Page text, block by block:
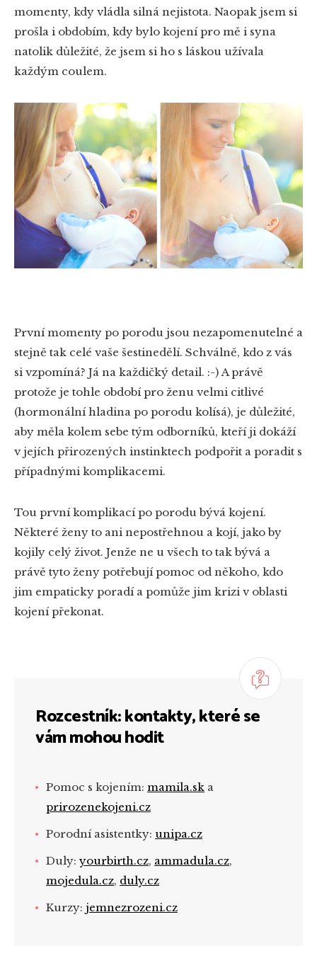
momenty, kdy vládla silná nejistota. Naopak jsem si
prošla i obdobím, kdy bylo kojení pro mě i syna
natolik důležité, že jsem si ho s láskou užívala
každým coulem.
První momenty po porodu jsou nezapomenutelné a
stejně tak celé vaše šestinedělí. Schválně, kdo z vás
si vzpomíná? Já na každičký detail. :-) A právě
protože je tohle období pro ženu velmi citlivé
(hormonální hladina po porodu kolísá), je důležité,
aby měla kolem sebe tým odborníků, kteří ji dokáží
v jejích přirozených instinktech podpořit a poradit s
případnými komplikacemi.
Tou první komplikací po porodu bývá kojení.
Některé ženy to ani nepostřehnou a kojí, jako by
kojily celý život. Jenže ne u všech to tak bývá a
právě tyto ženy potřebují pomoc od někoho, kdo
jim empaticky poradí a pomůže jim krizi v oblasti
kojení překonat.
Rozcestník: kontakty, které se
vám mohou hodit
Pomoc s kojením: mamila.sk a
prirozenekojeni.cz
Porodní asistentky: unipa.cz
Duly: yourbirth.cz, ammadula.cz,
mojedula.cz, duly.cz
Kurzy: jemnezrozeni.cz